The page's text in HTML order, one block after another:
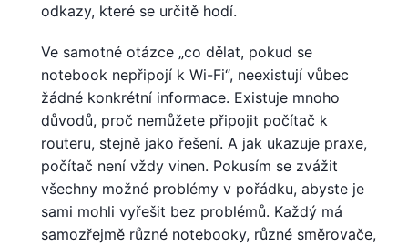
odkazy, které se určitě hodí.
Ve samotné otázce „co dělat, pokud se
notebook nepřipojí k Wi-Fi“, neexistují vůbec
žádné konkrétní informace. Existuje mnoho
důvodů, proč nemůžete připojit počítač k
routeru, stejně jako řešení. A jak ukazuje praxe,
počítač není vždy vinen. Pokusím se zvážit
všechny možné problémy v pořádku, abyste je
sami mohli vyřešit bez problémů. Každý má
samozřejmě různé notebooky, různé směrovače,